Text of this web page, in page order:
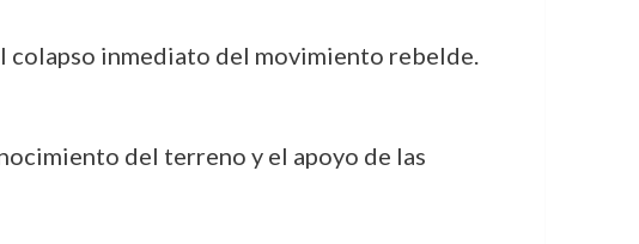
colapso inmediato del movimiento rebelde.
del terreno y el apoyo de las